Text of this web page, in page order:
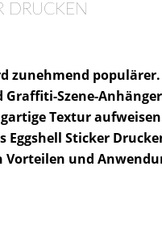
DRUCKEN
zunehmend populärer.
Szene-
Textur
Sticker
und